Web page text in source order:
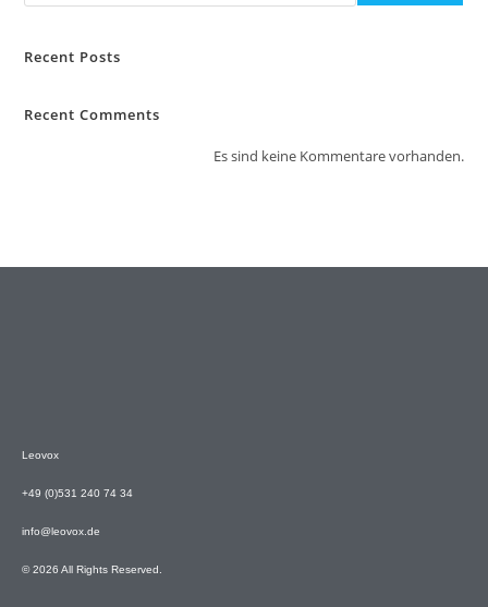
Recent Posts
Recent Comments
Es sind keine Kommentare vorhanden.
Leovox
+49 (0)531 240 74 34
info@leovox.de
© 2026 All Rights Reserved.